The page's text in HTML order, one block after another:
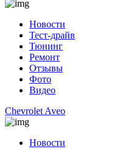
Новости
Тест-драйв
Тюнинг
Ремонт
Отзывы
Фото
Видео
Chevrolet Aveo
Новости